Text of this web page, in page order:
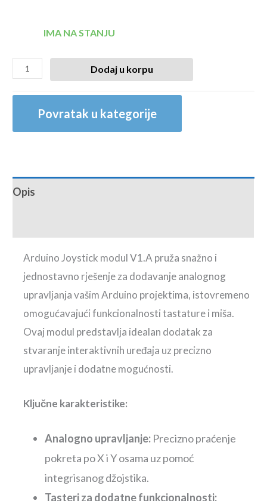
IMA NA STANJU
Dodaj u korpu
Povratak u kategorije
Opis
Arduino Joystick modul V1.A pruža snažno i
jednostavno rješenje za dodavanje analognog
upravljanja vašim Arduino projektima, istovremeno
omogućavajući funkcionalnosti tastature i miša.
Ovaj modul predstavlja idealan dodatak za
stvaranje interaktivnih uređaja uz precizno
upravljanje i dodatne mogućnosti.
Ključne karakteristike:
Analogno upravljanje: Precizno praćenje
pokreta po X i Y osama uz pomoć
integrisanog džojstika.
Tasteri za dodatne funkcionalnosti: